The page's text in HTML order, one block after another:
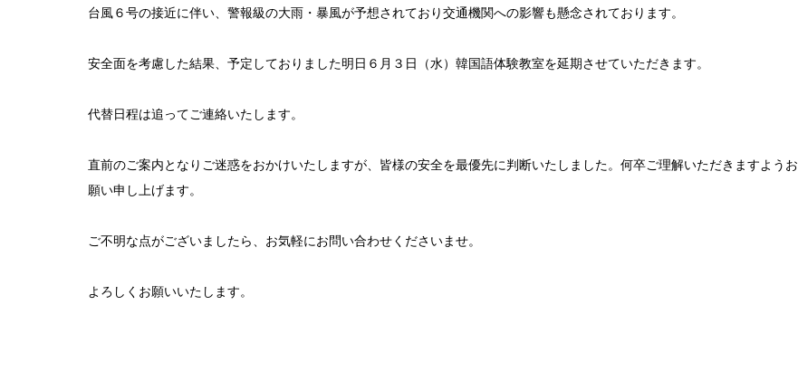
台風６号の接近に伴い、警報級の大雨・暴風が予想されており交通機関への影響も懸念されております。
安全面を考慮した結果、予定しておりました明日６月３日（水）韓国語体験教室を延期させていただきます。
代替日程は追ってご連絡いたします。
直前のご案内となりご迷惑をおかけいたしますが、皆様の安全を最優先に判断いたしました。何卒ご理解いただきますようお
願い申し上げます。
ご不明な点がございましたら、お気軽にお問い合わせくださいませ。
よろしくお願いいたします。